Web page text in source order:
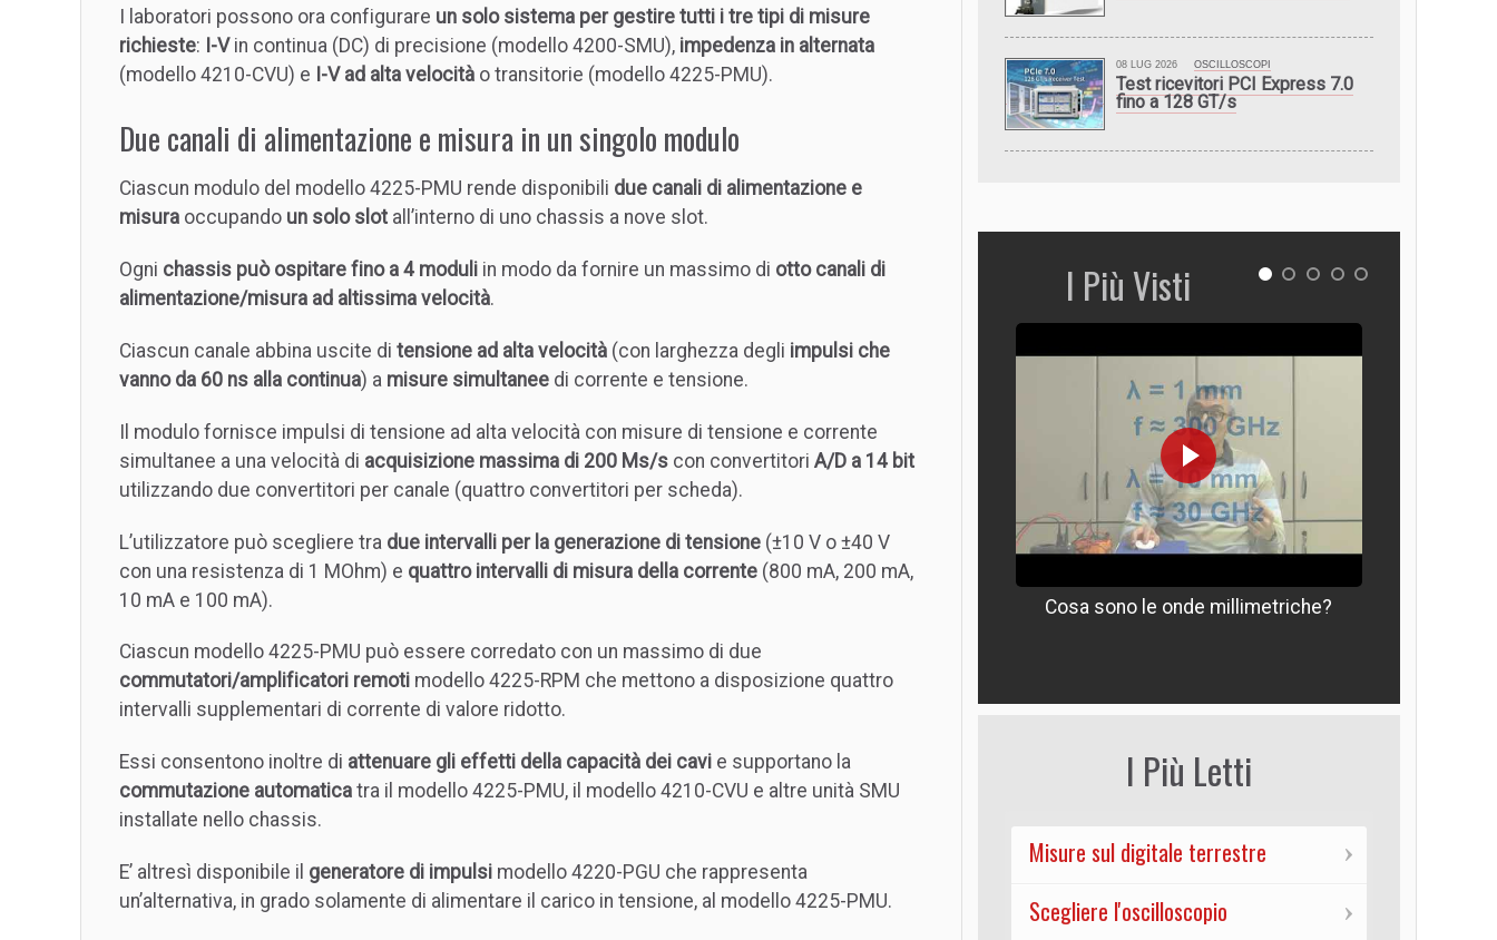
I laboratori possono ora configurare un solo sistema per gestire tutti i tre tipi di misure
richieste: I-Vin continua (DC) di precisione (modello 4200-SMU), impedenza in alternata
(modello 4210-CVU) e I-V ad alta velocità o transitorie (modello 4225-PMU).
Due canali di alimentazione e misura in un singolo modulo
Ciascun modulo del modello 4225-PMU rende disponibili due canali di alimentazione e
misura occupando un solo slot all’interno di uno chassis a nove slot.
Ogni chassis può ospitare fino a 4 moduli in modo da fornire un massimo di otto canali di
alimentazione/misura ad altissima velocità.
Ciascun canale abbina uscite di tensione ad alta velocità (con larghezza degli impulsi che
vanno da 60 ns alla continua) a misure simultanee di corrente e tensione.
Il modulo fornisce impulsi di tensione ad alta velocità con misure di tensione e corrente
simultanee a una velocità di acquisizione massima di 200 Ms/s con convertitori A/D a 14 bit
utilizzando due convertitori per canale (quattro convertitori per scheda).
L’utilizzatore può scegliere tra due intervalli per la generazione di tensione (±10 V o ±40 V
con una resistenza di 1 MOhm) e quattro intervalli di misura della corrente (800 mA, 200 mA,
10 mA e 100 mA).
Ciascun modello 4225-PMU può essere corredato con un massimo di due
commutatori/amplificatori remoti modello 4225-RPM che mettono a disposizione quattro
intervalli supplementari di corrente di valore ridotto.
Essi consentono inoltre di attenuare gli effetti della capacità dei cavi e supportano la
commutazione automatica tra il modello 4225-PMU, il modello 4210-CVU e altre unità SMU
installate nello chassis.
E’ altresì disponibile il generatore di impulsi modello 4220-PGU che rappresenta
un’alternativa, in grado solamente di alimentare il carico in tensione, al modello 4225-PMU.
08 LUG 2026 OSCILLOSCOPI
Test ricevitori PCI Express 7.0
fino a 128 GT/s
I Più Visti
Cosa sono le onde millimetriche?
I Più Letti
Misure sul digitale terrestre
Scegliere l'oscilloscopio